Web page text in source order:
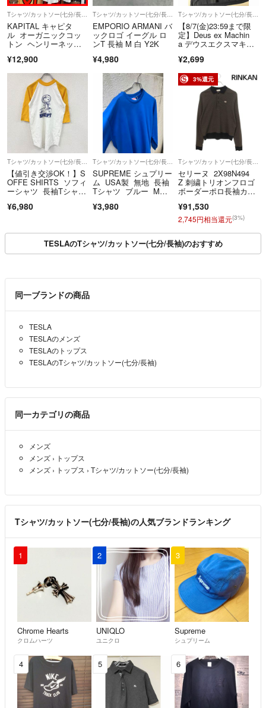
KAPITAL キャピタ
ル オーガニックコッ
トン ヘンリーネッ
ル 3 ホワイト
¥12,900
Tシャツ/カットソー(七分/長袖)
EMPORIO ARMANI バ
ックロゴ イーグル ロ
ンT 長袖 M 白 Y2K
¥4,980
Tシャツ/カットソー(七分/長袖)
【8/7(金)23:59まで限
定】Deus ex Machin
a デウスエクスマキ
T ブラック Mサイズ 黒
¥2,699
Tシャツ/カットソー(七分/長袖)
【値引き交渉OK！】S
OFFE SHIRTS ソフィ
ーシャツ 長袖Tシャ
ヌーピー 黄色 イエロ
¥6,980
Tシャツ/カットソー(七分/長袖)
SUPREME シュプリー
ム USA製 無地 長袖
Tシャツ ブルー Mサ
¥3,980
3%還元
Tシャツ/カットソー(七分/長袖)
セリーヌ 2X98N494
Z 刺繍トリオンフロゴ
ボーダーポロ長袖カッ
¥91,530
2,745円相当還元(3%)
TESLAのTシャツ/カットソー(七分/長袖)のおすすめ
同一ブランドの商品
TESLA
TESLAのメンズ
TESLAのトップス
TESLAのTシャツ/カットソー(七分/長袖)
同一カテゴリの商品
メンズ
メンズ › トップス
メンズ › トップス › Tシャツ/カットソー(七分/長袖)
Tシャツ/カットソー(七分/長袖)の人気ブランドランキング
1
Chrome Hearts
クロムハーツ
2
UNIQLO
ユニクロ
3
Supreme
シュプリーム
4 5 6